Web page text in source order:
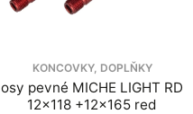
KONCOVKY, DOPLŇKY
osy pevné MICHE LIGHT RD
12x118 +12x165 red